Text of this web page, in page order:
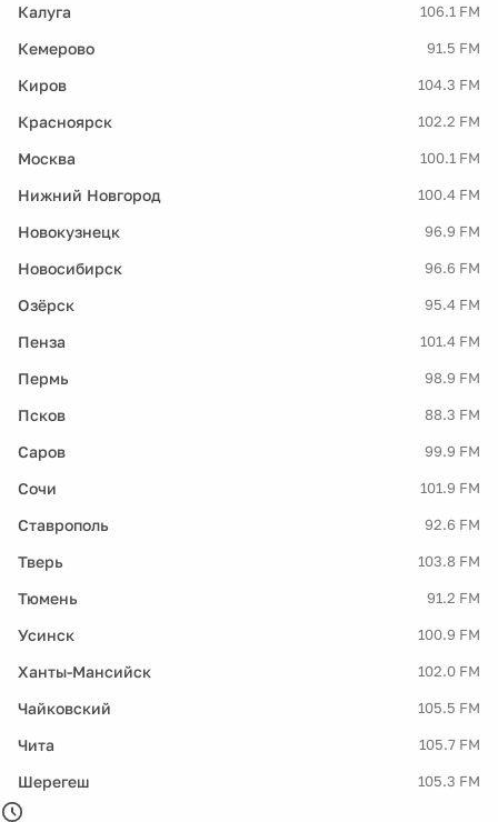
Калуга 106.1 FM
Кемерово 91.5 FM
Киров 104.3 FM
Красноярск 102.2 FM
Москва 100.1 FM
Нижний Новгород 100.4 FM
Новокузнецк 96.9 FM
Новосибирск 96.6 FM
Озёрск 95.4 FM
Пенза 101.4 FM
Пермь 98.9 FM
Псков 88.3 FM
Саров 99.9 FM
Сочи 101.9 FM
Ставрополь 92.6 FM
Тверь 103.8 FM
Тюмень 91.2 FM
Усинск 100.9 FM
Ханты-Мансийск 102.0 FM
Чайковский 105.5 FM
Чита 105.7 FM
Шерегеш 105.3 FM